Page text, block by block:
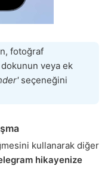
fotoğraf
dokunun veya ek
seçeneğini
kullanarak diğer
hikayenize